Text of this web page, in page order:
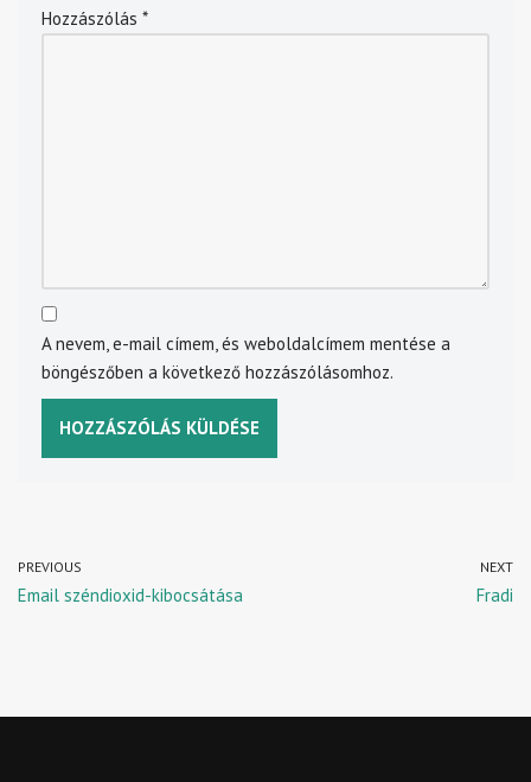
Hozzászólás *
A nevem, e-mail címem, és weboldalcímem mentése a
böngészőben a következő hozzászólásomhoz.
PREVIOUS
Email széndioxid-kibocsátása
NEXT
Fradi